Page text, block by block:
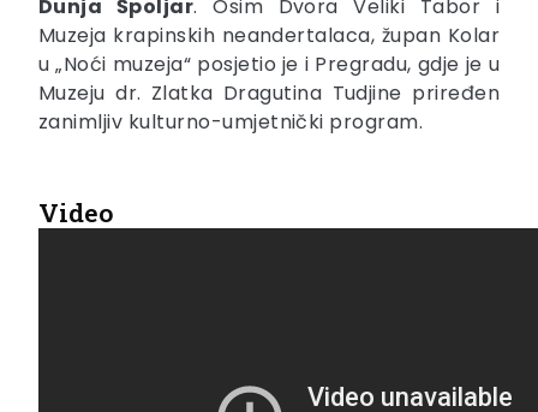
Dunja Špoljar. Osim Dvora Veliki Tabor i
Muzeja krapinskih neandertalaca, župan Kolar
u „Noći muzeja“ posjetio je i Pregradu, gdje je u
Muzeju dr. Zlatka Dragutina Tudjine priređen
zanimljiv kulturno-umjetnički program.
Video